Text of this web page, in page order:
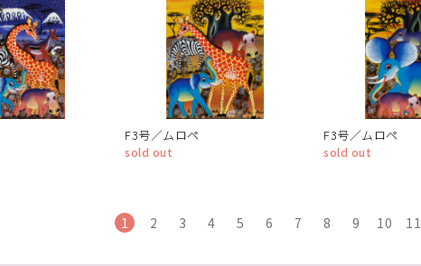
F3号／ムロペ
sold out
F3号／ムロペ
sold out
1 2 3 4 5 6 7 8 9 10 11